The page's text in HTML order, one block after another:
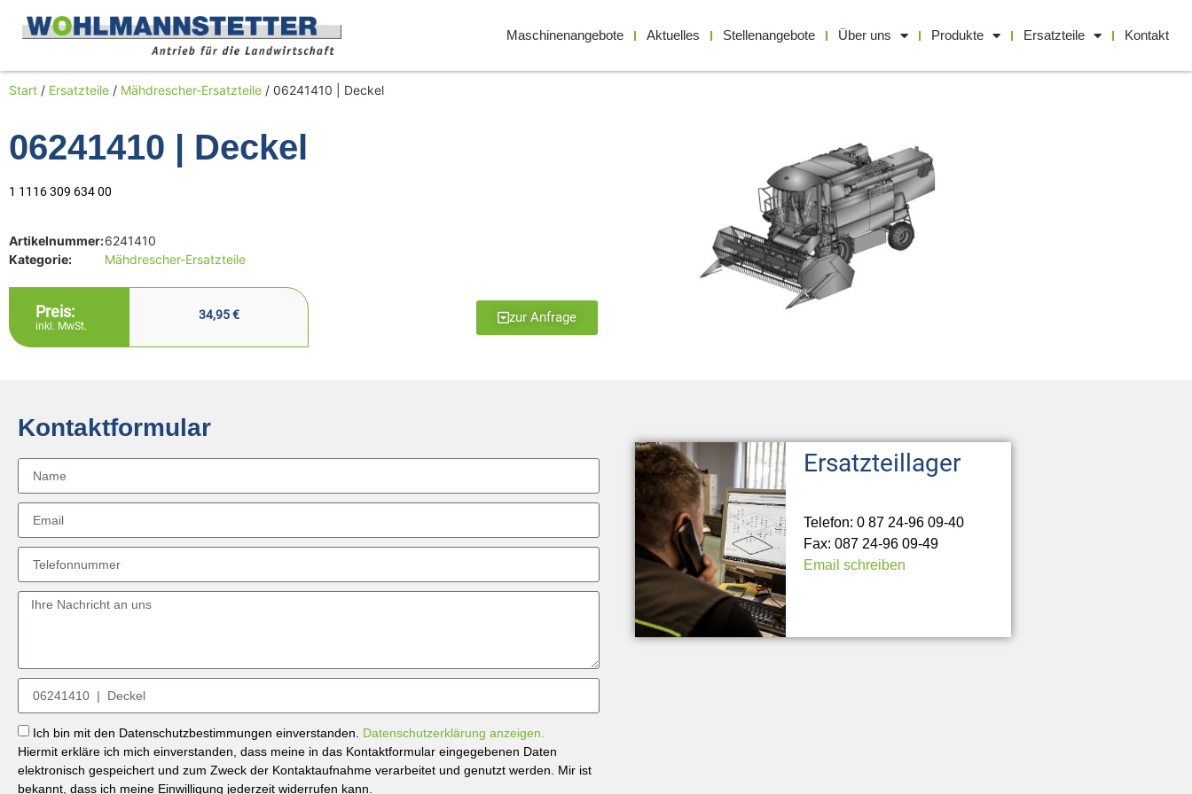
Maschinenangebote Aktuelles Stellenangebote Über uns Produkte Ersatzteile Kontakt
Start / Ersatzteile / Mähdrescher-Ersatzteile / 06241410 | Deckel
06241410 | Deckel
1 1116 309 634 00
Artikelnummer:6241410
Kategorie:
Mähdrescher-Ersatzteile
Preis:
inkl. MwSt.
34,95€ zur Anfrage
Kontaktformular
Ich bin mit den Datenschutzbestimmungen einverstanden. Datenschutzerklärung anzeigen.
Hiermit erkläre ich mich einverstanden, dass meine in das Kontaktformular eingegebenen Daten
elektronisch gespeichert und zum Zweck der Kontaktaufnahme verarbeitet und genutzt werden. Mir ist
bekannt, dass ich meine Einwilligung jederzeit widerrufen kann.
Ersatzteillager
Telefon: 0 87 24-96 09-40
Fax: 087 24-96 09-49
Email schreiben